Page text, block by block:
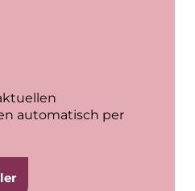
automatisch per